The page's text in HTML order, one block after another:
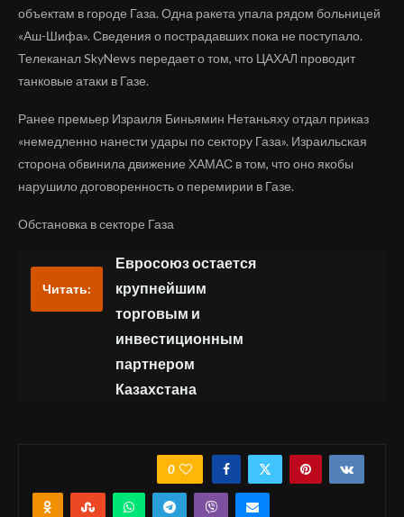
объектам в городе Газа. Одна ракета упала рядом больницей
«Аш-Шифа». Сведения о пострадавших пока не поступало.
Телеканал SkyNews передает о том, что ЦАХАЛ проводит
танковые атаки в Газе.
Ранее премьер Израиля Биньямин Нетаньяху отдал приказ
«немедленно нанести удары по сектору Газа». Израильская
сторона обвинила движение ХАМАС в том, что оно якобы
нарушило договоренность о перемирии в Газе.
Обстановка в секторе Газа
Читать:
Евросоюз остается
крупнейшим
торговым и
инвестиционным
партнером
Казахстана
0